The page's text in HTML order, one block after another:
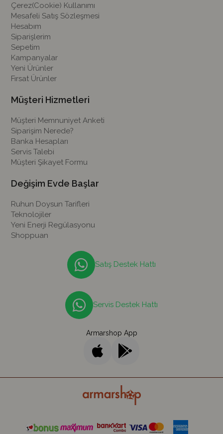
Çerez(Cookie) Kullanımı
Mesafeli Satış Sözleşmesi
Hesabım
Siparişlerim
Sepetim
Kampanyalar
Yeni Ürünler
Fırsat Ürünler
Müşteri Hizmetleri
Müşteri Memnuniyet Anketi
Siparişim Nerede?
Banka Hesapları
Servis Talebi
Müşteri Şikayet Formu
Değişim Evde Başlar
Ruhun Doysun Tarifleri
Teknolojiler
Yeni Enerji Regülasyonu
Shoppuan
Satış Destek Hattı
Servis Destek Hattı
Armarshop App